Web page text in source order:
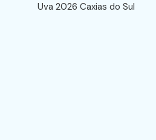
Uva 2026 Caxias do Sul